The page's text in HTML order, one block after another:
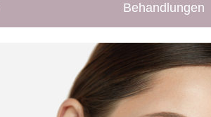
Behandlungen